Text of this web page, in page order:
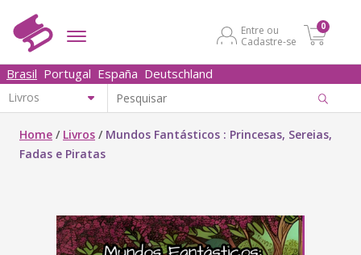
Entre ou
Cadastre-se
0
Brasil Portugal España Deutschland
Home / Livros / Mundos Fantásticos : Princesas, Sereias,
Fadas e Piratas